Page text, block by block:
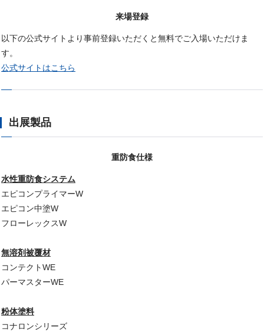
来場登録
以下の公式サイトより事前登録いただくと無料でご入場いただけま
す。
公式サイトはこちら
出展製品
重防食仕様
水性重防食システム
エピコンプライマーW
エピコン中塗W
フローレックスW
無溶剤被覆材
コンテクトWE
パーマスターWE
粉体塗料
コナロンシリーズ